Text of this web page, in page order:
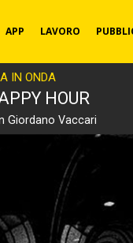
APP LAVORO
IN ONDA
HOUR
Giordano Vaccari